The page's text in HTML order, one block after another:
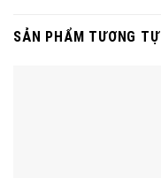
SẢN PHẨM TƯƠNG TỰ